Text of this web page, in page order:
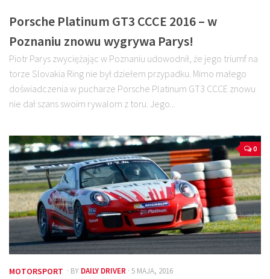
Porsche Platinum GT3 CCCE 2016 – w
Poznaniu znowu wygrywa Parys!
Piotr Parys zwyciężając w Poznaniu udowodnił, że jego triumf na
torze Slovakia Ring nie był dziełem przypadku. Mimo małego
doświadczenia w pucharze Porsche Platinum GT3 CCCE znowu
nie dał szans swoim rywalom z toru. Jego...
0
MOTORSPORT · BY DAILY DRIVER · 5 MAJA, 2016